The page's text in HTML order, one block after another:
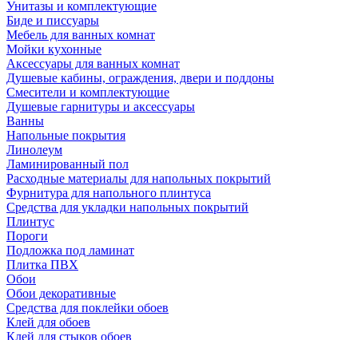
Унитазы и комплектующие
Биде и писсуары
Мебель для ванных комнат
Мойки кухонные
Аксессуары для ванных комнат
Душевые кабины, ограждения, двери и поддоны
Смесители и комплектующие
Душевые гарнитуры и аксессуары
Ванны
Напольные покрытия
Линолеум
Ламинированный пол
Расходные материалы для напольных покрытий
Фурнитура для напольного плинтуса
Средства для укладки напольных покрытий
Плинтус
Пороги
Подложка под ламинат
Плитка ПВХ
Обои
Обои декоративные
Средства для поклейки обоев
Клей для обоев
Клей для стыков обоев